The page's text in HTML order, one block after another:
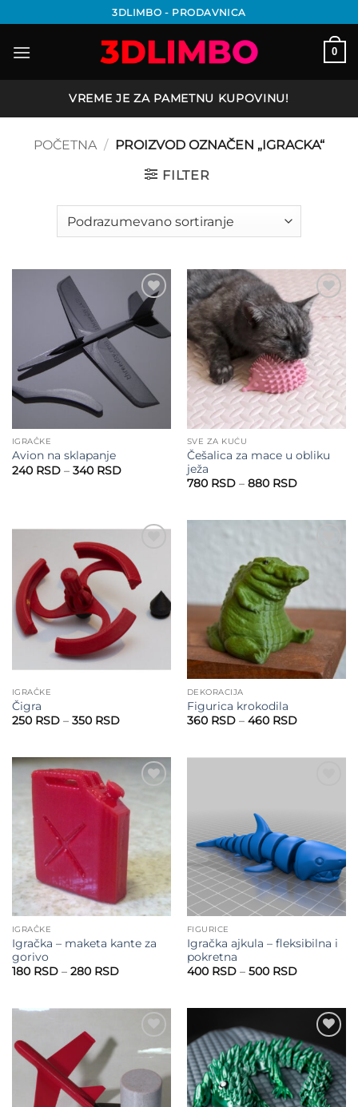
na
sadržaj
3DLIMBO - PRODAVNICA
0
VREME JE ZA PAMETNU KUPOVINU!
POČETNA / PROIZVOD OZNAČEN „IGRACKA“
FILTER
Add to
wishlist
IGRAČKE
Avion na sklapanje
240 RSD – 340 RSDRaspon
340 RSD
Add to
wishlist
SVE ZA KUĆU
Češalica za mace u obliku
ježa
780 RSD – 880 RSDRaspon
do
Add to
wishlist
IGRAČKE
Čigra
250 RSD – 350 RSDRaspon
do
350 RSD
wishlist
DEKORACIJA
Figurica krokodila
360 RSD – 460 RSDRaspon
do
wishlist
IGRAČKE
Igračka – maketa kante za
gorivo
180 RSD – 280 RSDRaspon
do
280 RSD
FIGURICE
Igračka ajkula – fleksibilna i
pokretna
400 RSD – 500 RSDRaspon
do
500 RSD
Add to
wishlist
Add to
wishlist